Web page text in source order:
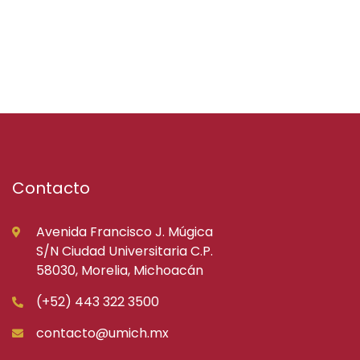
Contacto
Avenida Francisco J. Múgica
S/N Ciudad Universitaria C.P.
58030, Morelia, Michoacán
(+52) 443 322 3500
contacto@umich.mx